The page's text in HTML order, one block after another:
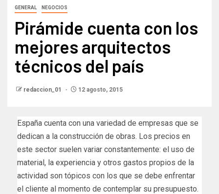
GENERAL NEGOCIOS
Pirámide cuenta con los
mejores arquitectos
técnicos del país
redaccion_01 12 agosto, 2015
España cuenta con una variedad de empresas que se
dedican a la construcción de obras. Los precios en
este sector suelen variar constantemente: el uso de
material, la experiencia y otros gastos propios de la
actividad son tópicos con los que se debe enfrentar
el cliente al momento de contemplar su presupuesto.